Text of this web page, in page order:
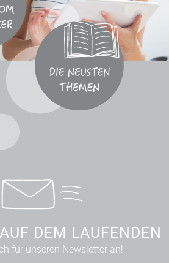
DEM LAUFENDEN
für unseren Newsletter an!